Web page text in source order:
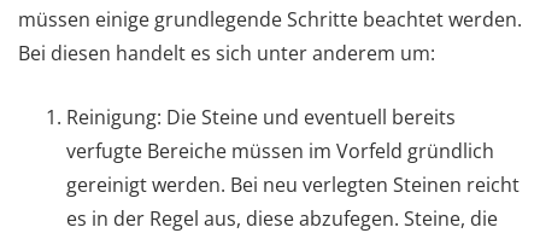
müssen einige grundlegende Schritte beachtet werden.
Bei diesen handelt es sich unter anderem um:
Reinigung: Die Steine und eventuell bereits
verfugte Bereiche müssen im Vorfeld gründlich
gereinigt werden. Bei neu verlegten Steinen reicht
es in der Regel aus, diese abzufegen. Steine, die